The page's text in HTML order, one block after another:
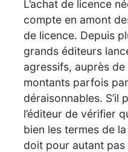
L’achat de licence
compte en amont
de licence. Depuis
grands éditeurs
agressifs, auprès
montants parfois
déraisonnables. S’il
l’éditeur de vérifier
bien les termes de
doit pour autant